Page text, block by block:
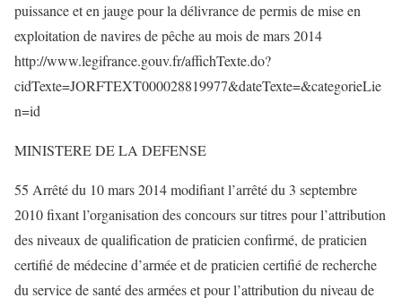
puissance et en jauge pour la délivrance de permis de mise en
exploitation de navires de pêche au mois de mars 2014
http://www.legifrance.gouv.fr/affichTexte.do?
cidTexte=JORFTEXT000028819977&dateTexte=&categorieLie
n=id
MINISTERE DE LA DEFENSE
55 Arrêté du 10 mars 2014 modifiant l’arrêté du 3 septembre
2010 fixant l’organisation des concours sur titres pour l’attribution
des niveaux de qualification de praticien confirmé, de praticien
certifié de médecine d’armée et de praticien certifié de recherche
du service de santé des armées et pour l’attribution du niveau de